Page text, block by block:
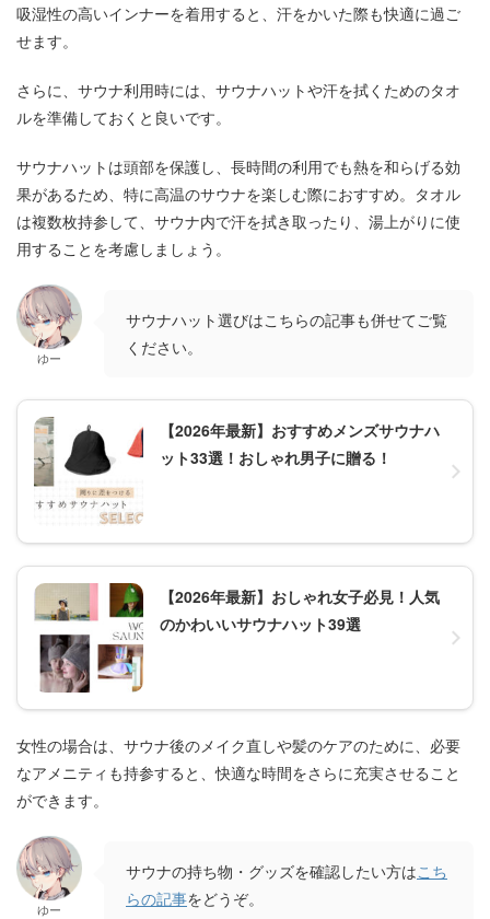
吸湿性の高いインナーを着用すると、汗をかいた際も快適に過ご
せます。
さらに、サウナ利用時には、サウナハットや汗を拭くためのタオ
ルを準備しておくと良いです。
サウナハットは頭部を保護し、長時間の利用でも熱を和らげる効
果があるため、特に高温のサウナを楽しむ際におすすめ。タオル
は複数枚持参して、サウナ内で汗を拭き取ったり、湯上がりに使
用することを考慮しましょう。
ゆー
サウナハット選びはこちらの記事も併せてご覧
ください。
【2026年最新】おすすめメンズサウナハ
ット33選！おしゃれ男子に贈る！
【2026年最新】おしゃれ女子必見！人気
のかわいいサウナハット39選
女性の場合は、サウナ後のメイク直しや髪のケアのために、必要
なアメニティも持参すると、快適な時間をさらに充実させること
ができます。
ゆー
サウナの持ち物・グッズを確認したい方はこち
らの記事をどうぞ。